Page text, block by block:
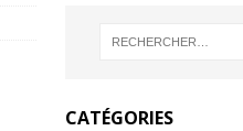
CATÉGORIES